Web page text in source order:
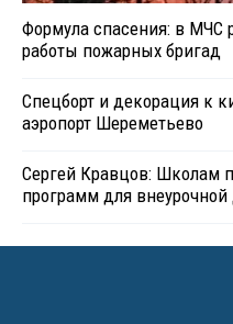
Формула спасения: в МЧС
работы пожарных бригад
Спецборт и декорация к
аэропорт Шереметьево
Сергей Кравцов: Школам
программ для внеурочной